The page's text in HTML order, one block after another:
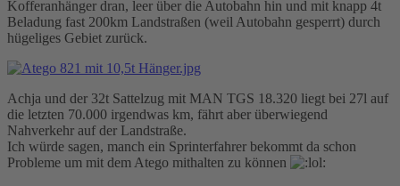
Kofferanhänger dran, leer über die Autobahn hin und mit knapp 4t
Beladung fast 200km Landstraßen (weil Autobahn gesperrt) durch
hügeliges Gebiet zurück.
Achja und der 32t Sattelzug mit MAN TGS 18.320 liegt bei 27l auf
die letzten 70.000 irgendwas km, fährt aber überwiegend
Nahverkehr auf der Landstraße.
Ich würde sagen, manch ein Sprinterfahrer bekommt da schon
Probleme um mit dem Atego mithalten zu können